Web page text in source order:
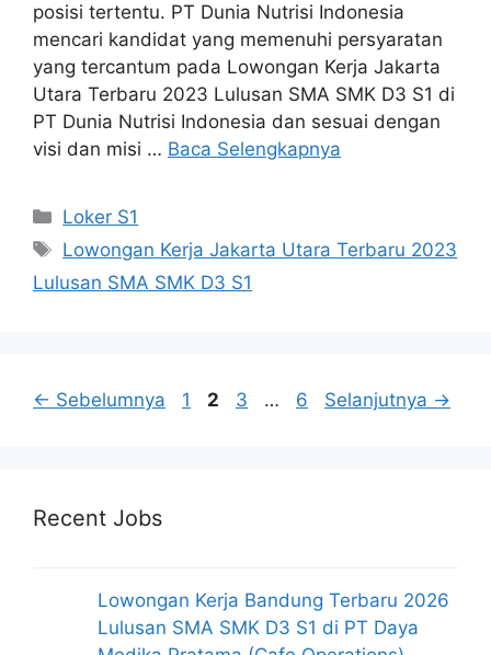
posisi tertentu. PT Dunia Nutrisi Indonesia
mencari kandidat yang memenuhi persyaratan
yang tercantum pada Lowongan Kerja Jakarta
Utara Terbaru 2023 Lulusan SMA SMK D3 S1 di
PT Dunia Nutrisi Indonesia dan sesuai dengan
visi dan misi … Baca Selengkapnya
Kategori
Loker S1
Tag
Lowongan Kerja Jakarta Utara Terbaru 2023
Lulusan SMA SMK D3 S1
← Sebelumnya Halaman
1 Halaman
2 Halaman
3 … Halaman
6 Selanjutnya →
Recent Jobs
Lowongan Kerja Bandung Terbaru 2026
Lulusan SMA SMK D3 S1 di PT Daya